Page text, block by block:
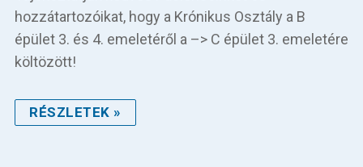
hozzátartozóikat, hogy a Krónikus Osztály a B
épület 3. és 4. emeletéről a –> C épület 3. emeletére
költözött!
RÉSZLETEK »